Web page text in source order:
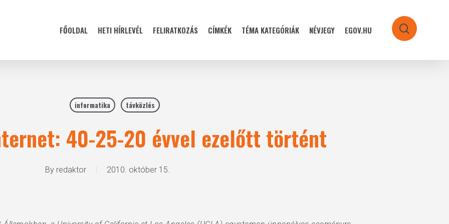
FŐOLDAL HETI HÍRLEVÉL FELIRATKOZÁS CÍMKÉK TÉMA KATEGÓRIÁK NÉVJEGY EGOV.HU search
informatika távközlés
40-25-20 évvel ezelőtt történt
By redaktor 2010. október 15.